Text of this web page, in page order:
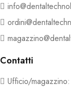
Contatti
Ufficio/